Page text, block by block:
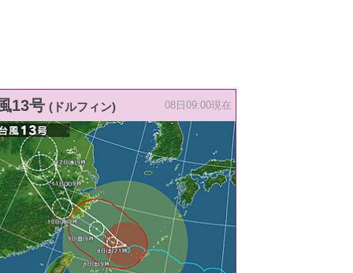
13号 (ドルフィン) 08日09:00現在